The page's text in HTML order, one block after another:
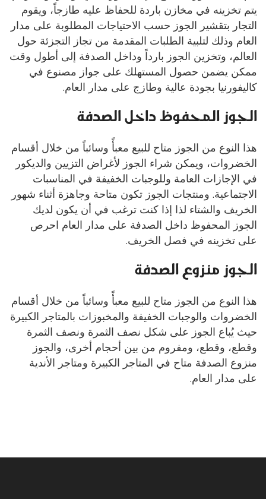
يتم تخزينه في مخازن باردة للحفاظ عليه طازجاً، ويقوم
التجار بتقشير الجوز حسب الاحتياجات المطلوبة على مدار
العام وذلك لتلبية الطلبات المقدمة من تجاز التجزئة حول
العالم، وتخزين الجوز بارداً وداخل الصدفة إلى أطول وقت
ممكن يضمن حصول المستهلك على جواز مصنوع في
كاليفورنيا بجودة عالية وطازج على مدار العام.
الجوز المحفوظ داخل الصدفة
هذا النوع من الجوز متاح للبيع معبأً وسائباً من خلال أقسام
الخضروات، ويمكن شراء الجوز لأغراض التزيين والديكور
في الإجازات العامة وللوجبات الخفيفة في المناسبات
الاجتماعية. ومنتجات الجوز تكون متاحة وجاهزة أثناء شهور
الخريف والشتاء لذا إذا كنت ترغب في أن يكون لديك
الجوز المحفوظ داخل الصدفة على مدار العام احرص
على تخزينه في فصل الخريف.
الجوز منزوع الصدفة
هذا النوع من الجوز متاح للبيع معبأً وسائباً من خلال أقسام
الخضروات والوجبات الخفيفة والمخبوزات بالمتاجر الكبيرة
حيث يُباع الجوز على شكل نصف الثمرة ونصف الثمرة
وقطع، وقطع، ومفروم من بين أحجام أخرى، والجوز
منزوع الصدفة متاح في المتاجر الكبيرة ومتاجر الأندية
على مدار العام.